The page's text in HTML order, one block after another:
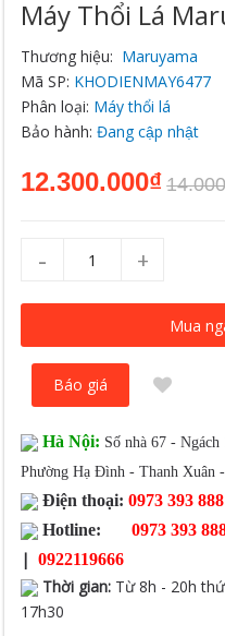
Máy Thổi Lá
Thương hiệu: Maruyama
Mã SP: KHODIENMAY6477
Phân loại: Máy thổi lá
Bảo hành:Đang cập nhật
12.300.000₫
- +
Mua
Báo giá
Hà Nội: Số nhà 67 -
Phường Hạ Đình - Thanh Xuân
Điện thoại: 0973 393 888
Hotline:
0973 393
| 0922119666
Thời gian: Từ 8h - 20h
17h30